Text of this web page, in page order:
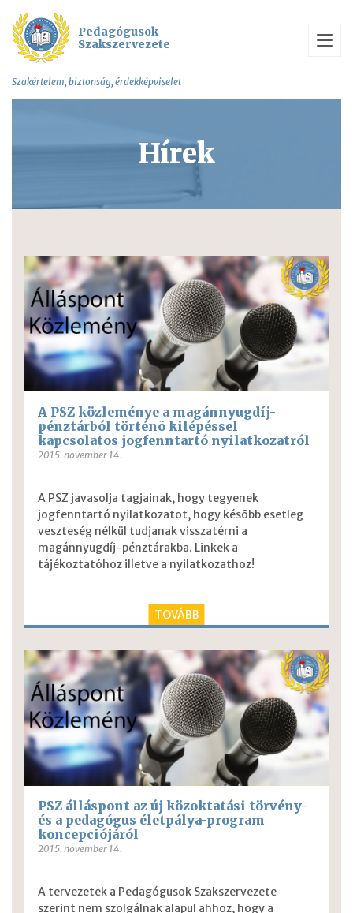
Pedagógusok
Szakszervezete
Szakértelem, biztonság, érdekképviselet
Hírek
A PSZ közleménye a magánnyugdíj-
pénztárból történõ kilépéssel
kapcsolatos jogfenntartó nyilatkozatról
2015. november 14.
A PSZ javasolja tagjainak, hogy tegyenek
jogfenntartó nyilatkozatot, hogy késõbb esetleg
veszteség nélkül tudjanak visszatérni a
magánnyugdíj-pénztárakba. Linkek a
tájékoztatóhoz illetve a nyilatkozathoz!
TOVÁBB
PSZ álláspont az új közoktatási törvény-
és a pedagógus életpálya-program
koncepciójáról
2015. november 14.
A tervezetek a Pedagógusok Szakszervezete
szerint nem szolgálnak alapul ahhoz, hogy a